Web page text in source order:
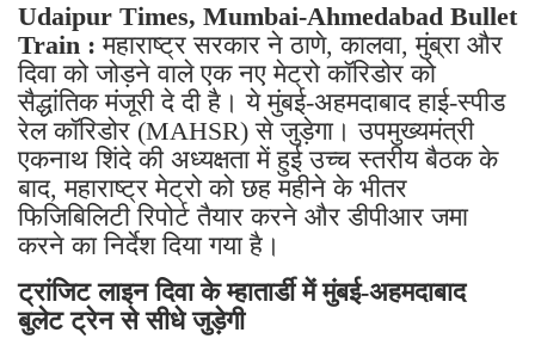
Udaipur Times, Mumbai-Ahmedabad Bullet
Train : महाराष्ट्र सरकार ने ठाणे, कालवा, मुंब्रा और
दिवा को जोड़ने वाले एक नए मेट्रो कॉरिडोर को
सैद्धांतिक मंजूरी दे दी है। ये मुंबई-अहमदाबाद हाई-स्पीड
रेल कॉरिडोर (MAHSR) से जुड़ेगा। उपमुख्यमंत्री
एकनाथ शिंदे की अध्यक्षता में हुई उच्च स्तरीय बैठक के
बाद, महाराष्ट्र मेट्रो को छह महीने के भीतर
फिजिबिलिटी रिपोर्ट तैयार करने और डीपीआर जमा
करने का निर्देश दिया गया है।
ट्रांजिट लाइन दिवा के म्हातार्डी में मुंबई-अहमदाबाद
बुलेट ट्रेन से सीधे जुड़ेगी